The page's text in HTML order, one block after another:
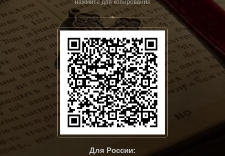
нажмите для копирования
❧
Для России: